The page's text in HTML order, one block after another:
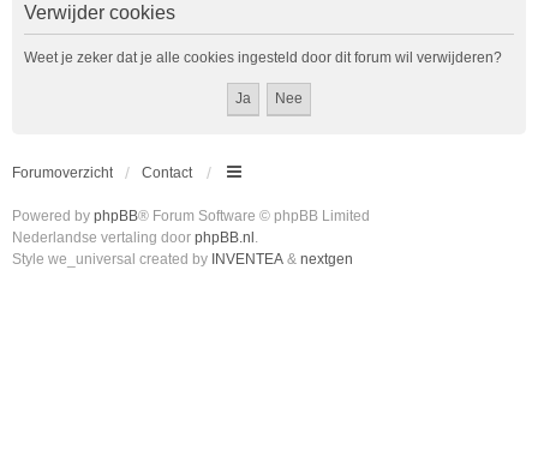
Verwijder cookies
Weet je zeker dat je alle cookies ingesteld door dit forum wil verwijderen?
Forumoverzicht Contact
Powered by phpBB® Forum Software © phpBB Limited
Nederlandse vertaling door phpBB.nl .
Style we_universal created by INVENTEA & nextgen